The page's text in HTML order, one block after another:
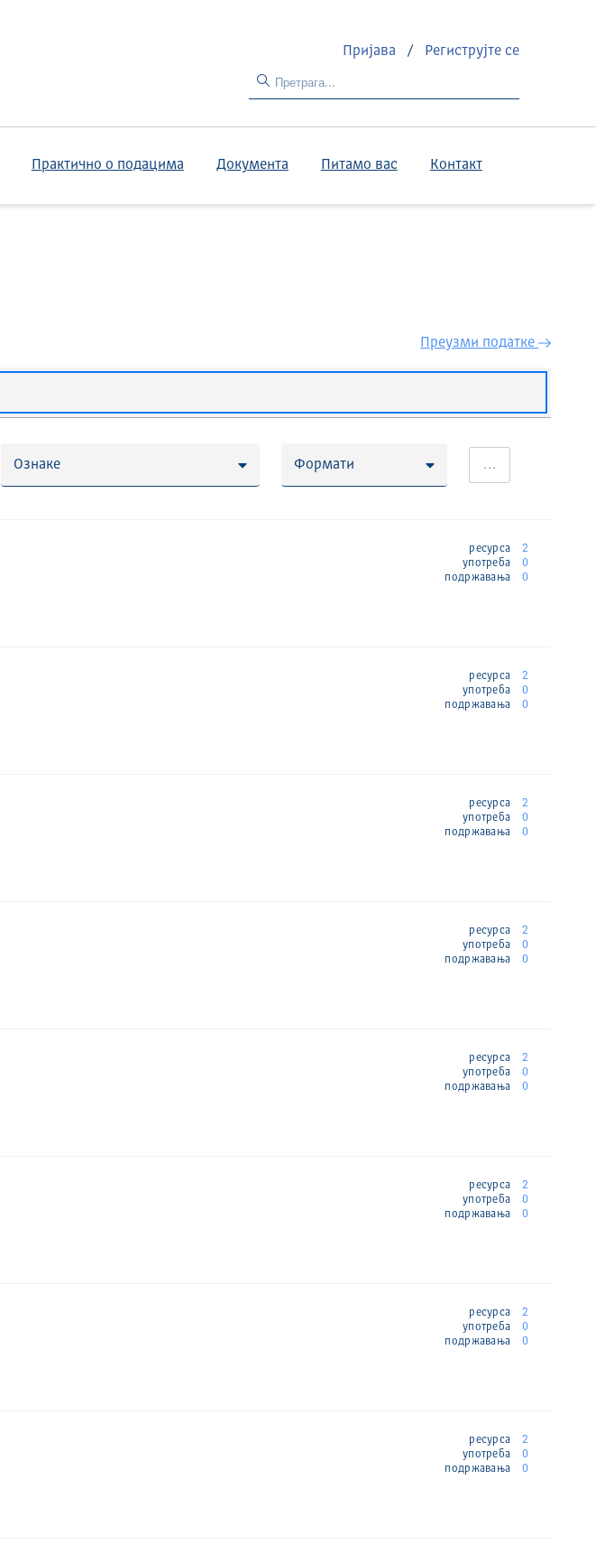
Пријава / Региструјте се
Практично о подацима Документа Питамо вас Контакт
Преузми податкe
Ознаке Формати …
ресурса
2
употреба
0
подржавања
0
ресурса
2
употреба
0
подржавања
0
ресурса
2
употреба
0
подржавања
0
ресурса
2
употреба
0
подржавања
0
ресурса
2
употреба
0
подржавања
0
ресурса
2
употреба
0
подржавања
0
ресурса
2
употреба
0
подржавања
0
ресурса
2
употреба
0
подржавања
0